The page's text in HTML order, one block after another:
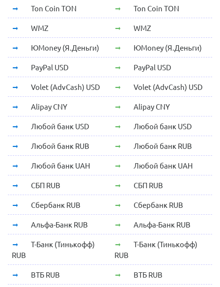
Ton Coin TON Ton Coin TON
WMZ WMZ
ЮMoney (Я.Деньги) ЮMoney (Я.Деньги)
PayPal USD PayPal USD
Volet (AdvCash) USD Volet (AdvCash) USD
Alipay CNY Alipay CNY
Любой банк USD Любой банк USD
Любой банк RUB Любой банк RUB
Любой банк UAH Любой банк UAH
СБП RUB СБП RUB
Сбербанк RUB Сбербанк RUB
Альфа-Банк RUB Альфа-Банк RUB
Т-Банк (Тинькофф)
RUB
Т-Банк (Тинькофф)
RUB
ВТБ RUB ВТБ RUB